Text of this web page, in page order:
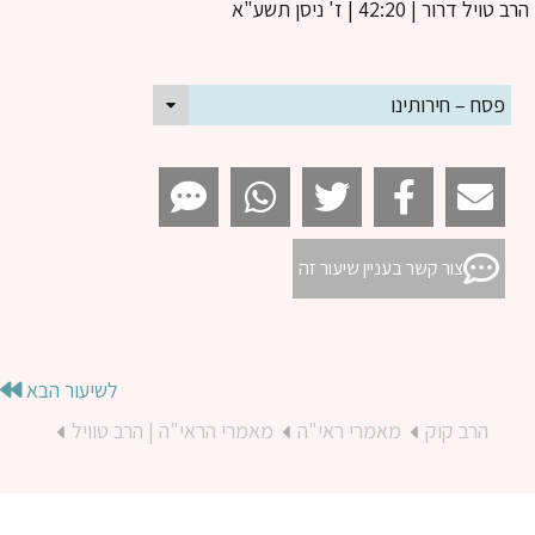
טויל דרור| 42:20 | ז' ניסן תשע"א
פסח – חירותינו
צור קשר בעניין שיעור זה
לשיעור הבא
הרב קוק
מאמרי ראי"ה מאמרי הראי"ה | הרב טוויל